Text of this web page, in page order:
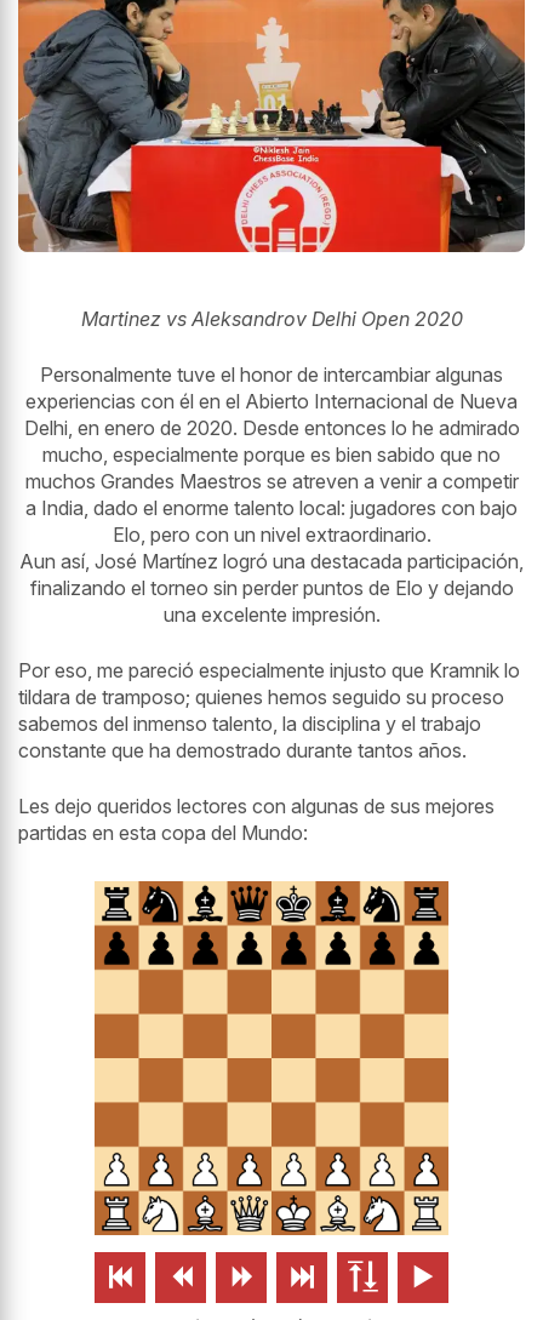
Martinez vs Aleksandrov Delhi Open 2020
Personalmente tuve el honor de intercambiar algunas
experiencias con él en el Abierto Internacional de Nueva
Delhi, en enero de 2020. Desde entonces lo he admirado
mucho, especialmente porque es bien sabido que no
muchos Grandes Maestros se atreven a venir a competir
a India, dado el enorme talento local: jugadores con bajo
Elo, pero con un nivel extraordinario.
Aun así, José Martínez logró una destacada participación,
finalizando el torneo sin perder puntos de Elo y dejando
una excelente impresión.
Por eso, me pareció especialmente injusto que Kramnik lo
tildara de tramposo; quienes hemos seguido su proceso
sabemos del inmenso talento, la disciplina y el trabajo
constante que ha demostrado durante tantos años.
Les dejo queridos lectores con algunas de sus mejores
partidas en esta copa del Mundo:
     